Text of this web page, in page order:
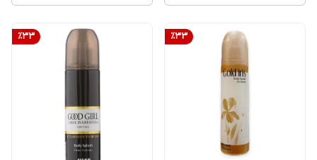
%33
%33